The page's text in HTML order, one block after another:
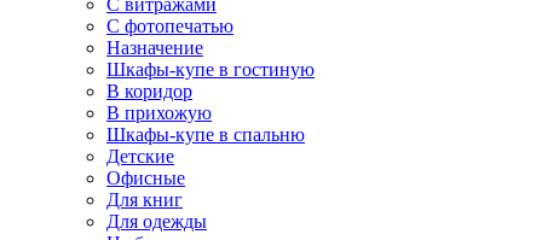
С витражами
С фотопечатью
Назначение
Шкафы-купе в гостиную
В коридор
В прихожую
Шкафы-купе в спальню
Детские
Офисные
Для книг
Для одежды